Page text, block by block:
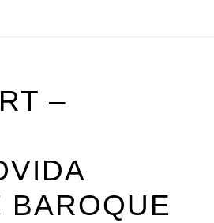
–
BAROQUE